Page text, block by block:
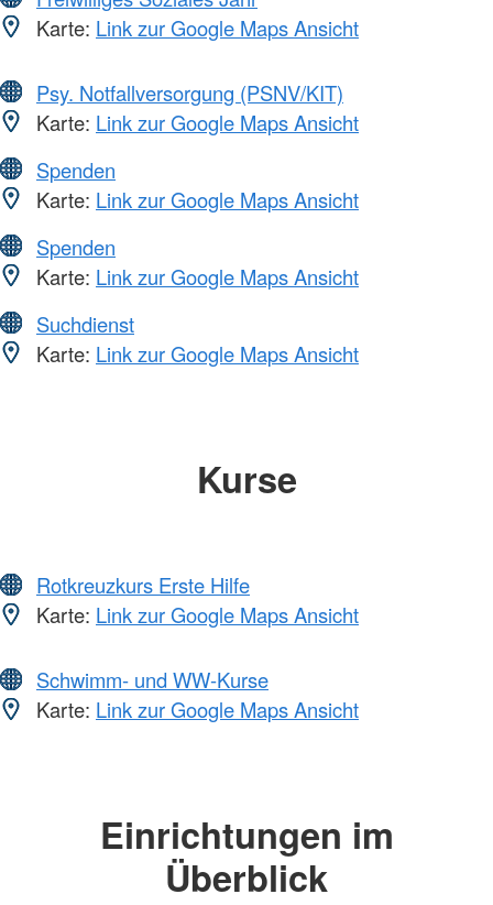
Karte: Link zur Google Maps Ansicht
Psy. Notfallversorgung (PSNV/KIT)
Karte: Link zur Google Maps Ansicht
Spenden
Karte: Link zur Google Maps Ansicht
Spenden
Karte: Link zur Google Maps Ansicht
Suchdienst
Karte: Link zur Google Maps Ansicht
Kurse
Rotkreuzkurs Erste Hilfe
Karte: Link zur Google Maps Ansicht
Schwimm- und WW-Kurse
Karte: Link zur Google Maps Ansicht
Einrichtungen im
Überblick